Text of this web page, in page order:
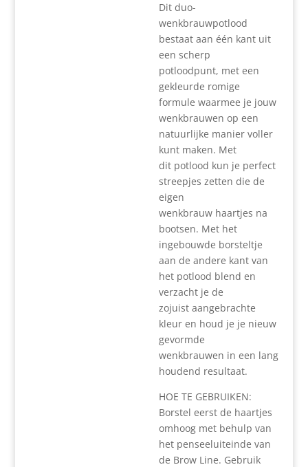
Dit duo-
wenkbrauwpotlood
bestaat aan één kant uit
een scherp
potloodpunt, met een
gekleurde romige
formule waarmee je jouw
wenkbrauwen op een
natuurlijke manier voller
kunt maken. Met
dit potlood kun je perfect
streepjes zetten die de
eigen
wenkbrauw haartjes na
bootsen. Met het
ingebouwde borsteltje
aan de andere kant van
het potlood blend en
verzacht je de
zojuist aangebrachte
kleur en houd je je nieuw
gevormde
wenkbrauwen in een lang
houdend resultaat.
HOE TE GEBRUIKEN:
Borstel eerst de haartjes
omhoog met behulp van
het penseeluiteinde van
de Brow Line. Gebruik